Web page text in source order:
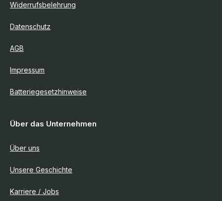
Widerrufsbelehrung
Datenschutz
AGB
Impressum
Batteriegesetzhinweise
Über das Unternehmen
Über uns
Unsere Geschichte
Karriere / Jobs